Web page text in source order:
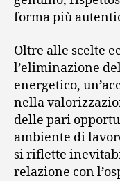
forma più
Oltre alle scelte
l’eliminazione
energetico,
nella
delle pari
ambiente di
si riflette
relazione con